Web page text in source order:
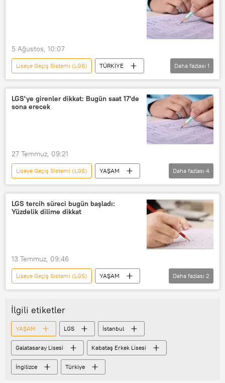
5 Ağustos, 10:07
Liseye Geçiş Sistemi (LGS)
TÜRKİYE
Milli Eğitim Bakanlığı (MEB)
Daha fazlası 1
LGS'ye girenler dikkat: Bugün saat 17'de
sona erecek
27 Temmuz, 09:21
Liseye Geçiş Sistemi (LGS)
YAŞAM
LGS
LGS
Liselere Geçiş Sistemi (LGS)
Daha fazlası 4
LGS tercih süreci bugün başladı:
Yüzdelik dilime dikkat
13 Temmuz, 09:46
Liseye Geçiş Sistemi (LGS)
YAŞAM
Milli Eğitim Bakanlığı (MEB)
tercih
Daha fazlası 2
İlgili etiketler
YAŞAM LGS İstanbul
Galatasaray Lisesi Kabataş Erkek Lisesi
İngilizce Türkiye